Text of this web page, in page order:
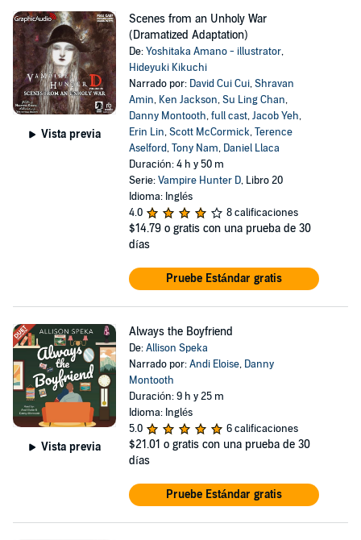
Vista previa
Scenes from an Unholy War
(Dramatized Adaptation)
De:Yoshitaka Amano - illustrator,
Hideyuki Kikuchi
Narrado por: David Cui Cui,Shravan
Amin, Ken Jackson,Su Ling Chan,
Danny Montooth,full cast,Jacob Yeh,
Erin Lin,Scott McCormick,Terence
Aselford,Tony Nam, Daniel Llaca
Duración: 4 h y 50 m
Serie:Vampire Hunter D, Libro 20
Idioma: Inglés
4.0
8 calificaciones
$14.79 o gratis con una prueba de 30
días
Pruebe Estándar gratis
Vista previa
Always the Boyfriend
De:Allison Speka
Narrado por:Andi Eloise, Danny
Montooth
Duración: 9 h y 25 m
Idioma: Inglés
5.0
6 calificaciones
$21.01 o gratis con una prueba de 30
días
Pruebe Estándar gratis